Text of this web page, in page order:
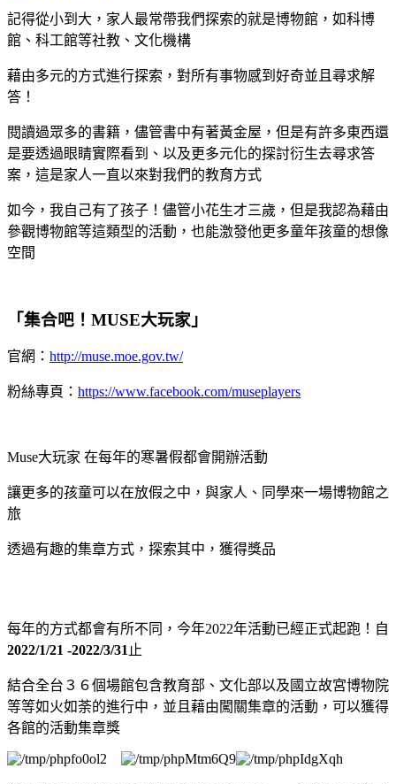
記得從小到大，家人最常帶我們探索的就是博物館 ，如科博
館、科工館等社教、文化機構
藉由多元的方式進行探索，對所有事物感到好奇並且尋求解
答！
閱讀過眾多的書籍，儘管書中有著黃金屋，但是有許多東西還
是要透過眼睛實際看到、以及更多元化的探討衍生去尋求答
案，這是家人一直以來對我們的教育方式
如今，我自己有了孩子！儘管小花生才三歲，但是我認為藉由
參觀博物館等這類型的活動，也能激發他更多童年孩童的想像
空間
「集合吧！MUSE大玩家」
官網： http://muse.moe.gov.tw/
粉絲專頁： https://www.facebook.com/museplayers
Muse大玩家 在每年的寒暑假都會開辦活動
讓更多的孩童可以在放假之中，與家人、同學來一場博物館之
旅
透過有趣的集章方式，探索其中，獲得獎品
每年的方式都會有所不同，今年2022年活動已經正式起跑！自
2022/1/21 -2022/3/31 止
結合全台３６個場館包含教育部、文化部以及國立故宮博物院
等等如火如荼的進行中，並且藉由闖關集章的活動，可以獲得
各館的活動集章獎